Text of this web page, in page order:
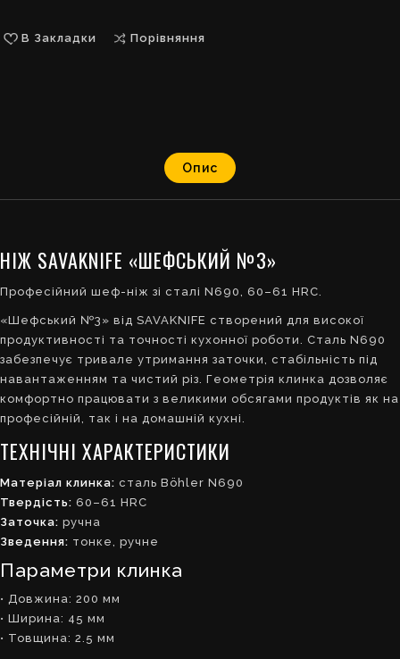
В Закладки Порівняння
Опис
НІЖ SAVAKNIFE «ШЕФСЬКИЙ №3»
Професійний шеф-ніж зі сталі N690, 60–61 HRC.
«Шефський №3» від SAVAKNIFE створений для високої
продуктивності та точності кухонної роботи. Сталь N690
забезпечує тривале утримання заточки, стабільність під
навантаженням та чистий різ. Геометрія клинка дозволяє
комфортно працювати з великими обсягами продуктів як на
професійній, так і на домашній кухні.
ТЕХНІЧНІ ХАРАКТЕРИСТИКИ
Матеріал клинка: сталь Böhler N690
Твердість: 60–61 HRC
Заточка: ручна
Зведення: тонке, ручне
Параметри клинка
• Довжина: 200 мм
• Ширина: 45 мм
• Товщина: 2.5 мм